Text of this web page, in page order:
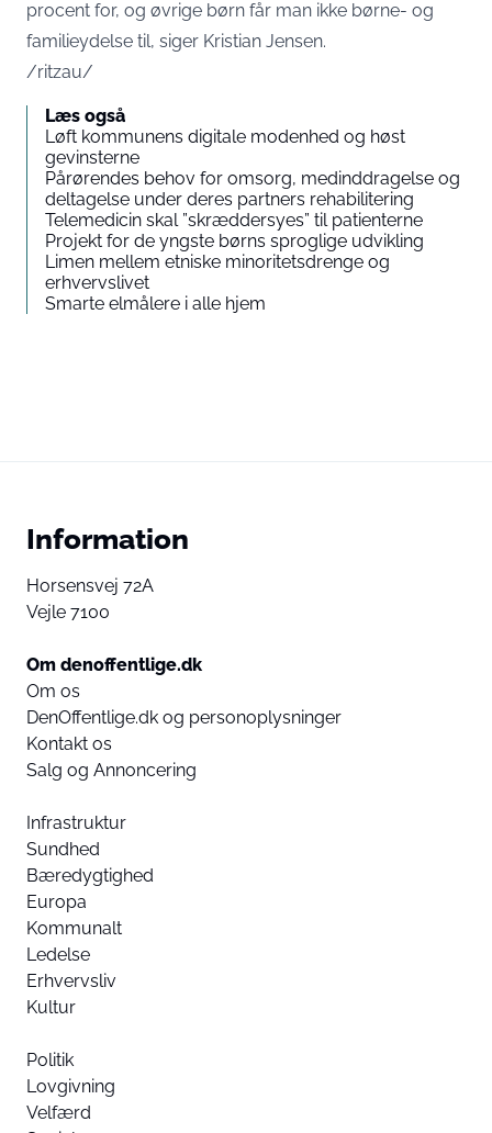
procent for, og øvrige børn får man ikke børne- og
familieydelse til, siger Kristian Jensen.
/ritzau/
Læs også
Løft kommunens digitale modenhed og høst
gevinsterne
Pårørendes behov for omsorg, medinddragelse og
deltagelse under deres partners rehabilitering
Telemedicin skal ”skræddersyes” til patienterne
Projekt for de yngste børns sproglige udvikling
Limen mellem etniske minoritetsdrenge og
erhvervslivet
Smarte elmålere i alle hjem
Information
Horsensvej 72A
Vejle 7100
Om denoffentlige.dk
Om os
DenOffentlige.dk og personoplysninger
Kontakt os
Salg og Annoncering
Infrastruktur
Sundhed
Bæredygtighed
Europa
Kommunalt
Ledelse
Erhvervsliv
Kultur
Politik
Lovgivning
Velfærd